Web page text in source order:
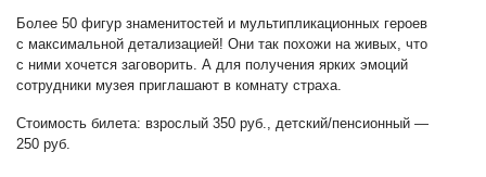
Более 50 фигур знаменитостей и мультипликационных героев
с максимальной детализацией! Они так похожи на живых, что
с ними хочется заговорить. А для получения ярких эмоций
сотрудники музея приглашают в комнату страха.
Стоимость билета: взрослый 350 руб., детский/пенсионный —
250 руб.